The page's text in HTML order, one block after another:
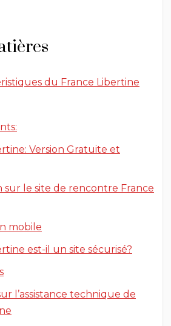
du France Libertine
Version Gratuite et
sur le site de rencontre France
mobile
est-il un site sécurisé?
l’assistance technique de